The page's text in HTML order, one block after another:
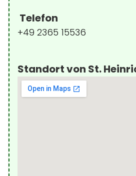
Telefon
+49 2365 15536
Standort von St.